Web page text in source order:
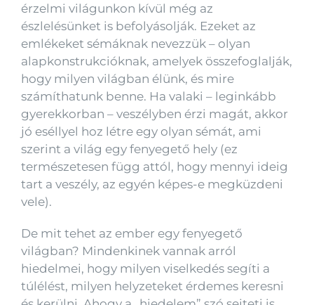
érzelmi világunkon kívül még az
észlelésünket is befolyásolják. Ezeket az
emlékeket sémáknak nevezzük – olyan
alapkonstrukcióknak, amelyek összefoglalják,
hogy milyen világban élünk, és mire
számíthatunk benne. Ha valaki – leginkább
gyerekkorban – veszélyben érzi magát, akkor
jó eséllyel hoz létre egy olyan sémát, ami
szerint a világ egy fenyegető hely (ez
természetesen függ attól, hogy mennyi ideig
tart a veszély, az egyén képes-e megküzdeni
vele).
De mit tehet az ember egy fenyegető
világban? Mindenkinek vannak arról
hiedelmei, hogy milyen viselkedés segíti a
túlélést, milyen helyzeteket érdemes keresni